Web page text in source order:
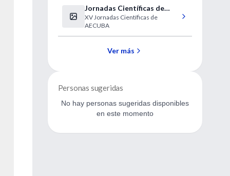
Jornadas Científicas de
Estudantes de Medicina
UBA AECUBA
XV Jornadas Científicas de
AECUBA
Ver más
Personas sugeridas
No hay personas sugeridas disponibles
en este momento